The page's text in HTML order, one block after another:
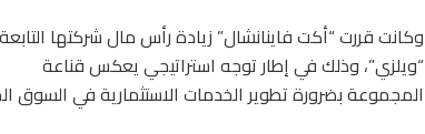
وكانت قررت “أكت فاينانشال” زيادة رأس مال شركتها التابعة
“ويلزي”، وذلك في إطار توجه استراتيجي يعكس قناعة
المجموعة بضرورة تطوير الخدمات الاستثمارية في السوق